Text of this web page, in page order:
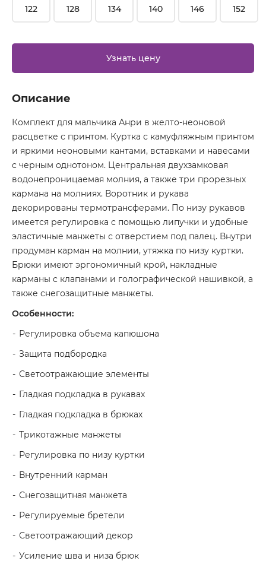
122 128 134 140 146 152
Узнать цену
Описание
Комплект для мальчика Анри в желто-неоновой
расцветке с принтом. Куртка с камуфляжным принтом
и яркими неоновыми кантами, вставками и навесами
с черным однотоном. Центральная двухзамковая
водонепроницаемая молния, а также три прорезных
кармана на молниях. Воротник и рукава
декорированы термотрансферами. По низу рукавов
имеется регулировка с помощью липучки и удобные
эластичные манжеты с отверстием под палец. Внутри
продуман карман на молнии, утяжка по низу куртки.
Брюки имеют эргономичный крой, накладные
карманы с клапанами и голографической нашивкой, а
также снегозащитные манжеты.
Особенности:
Регулировка объема капюшона
Защита подбородка
Светоотражающие элементы
Гладкая подкладка в рукавах
Гладкая подкладка в брюках
Трикотажные манжеты
Регулировка по низу куртки
Внутренний карман
Снегозащитная манжета
Регулируемые бретели
Светоотражающий декор
Усиление шва и низа брюк